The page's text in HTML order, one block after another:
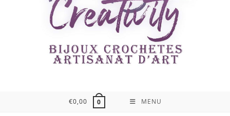
€0,00 0 MENU